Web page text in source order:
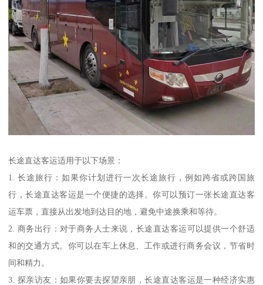
长途直达客运适用于以下场景：
1. 长途旅行：如果你计划进行一次长途旅行，例如跨省或跨国旅
行，长途直达客运是一个便捷的选择。你可以预订一张长途直达客
运车票，直接从出发地到达目的地，避免中途换乘和等待。
2. 商务出行：对于商务人士来说，长途直达客运可以提供一个舒适
和的交通方式。你可以在车上休息、工作或进行商务会议，节省时
间和精力。
3. 探亲访友：如果你要去探望亲朋，长途直达客运是一种经济实惠